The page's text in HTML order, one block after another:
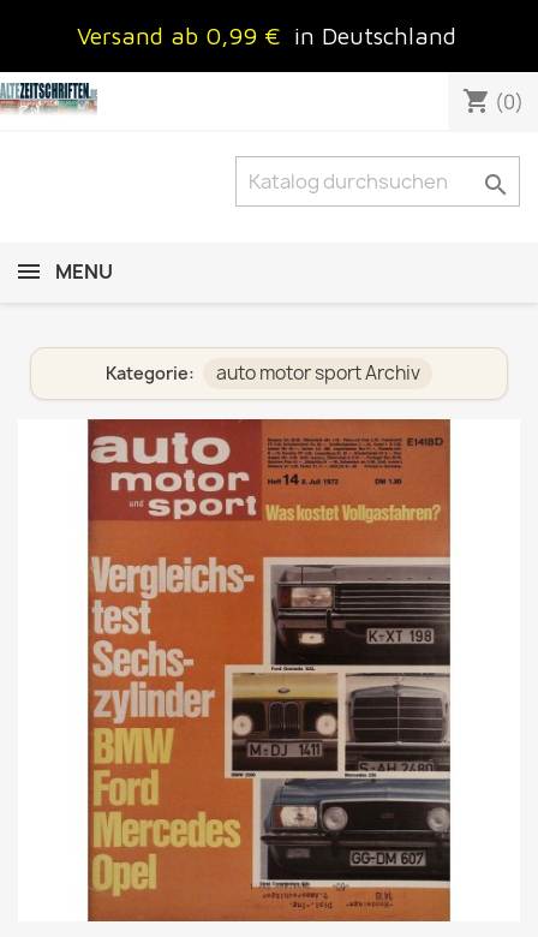
Versand ab 0,99 € in Deutschland
shopping_cart (0)

MENU
Kategorie: auto motor sport Archiv